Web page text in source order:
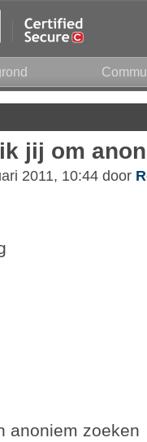
jij om
2011, 10:44 door
anoniem zoeken